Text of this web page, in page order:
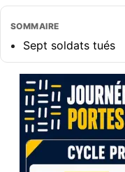
SOMMAIRE
Sept soldats tués